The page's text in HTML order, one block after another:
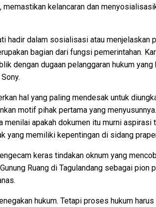
kelancaran dan
hadir dalam sosialisasi atau menjelaskan
bagian dari fungsi pemerintahan.
dengan dugaan pelanggaran hukum
hal yang paling mendesak untuk
motif pihak pertama yang
menilai apakah dokumen itu murni aspirasi
yang memiliki kepentingan di sidang
keras tindakan oknum yang
Ruang di Tagulandang sebagai pion
hukum. Tetapi proses hukum